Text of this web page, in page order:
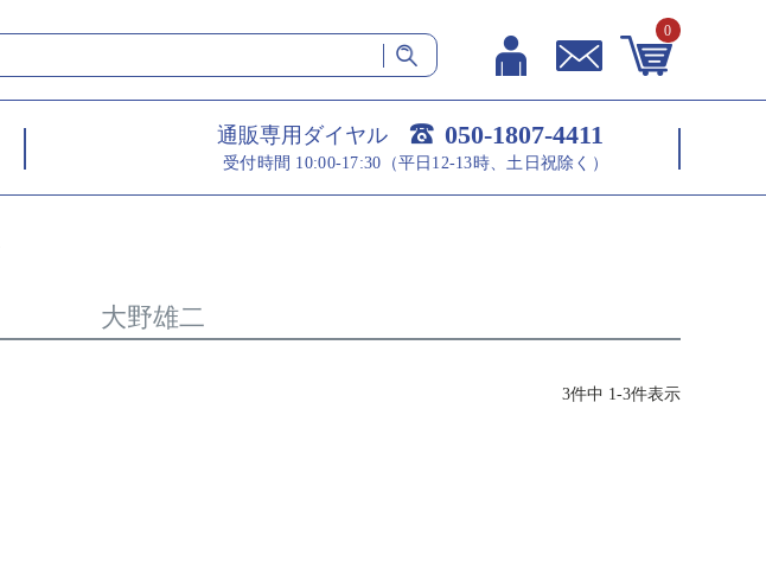
0
通販専用ダイヤル 050-1807-4411
受付時間 10:00-17:30（平日12-13時、土日祝除く）
大野雄二
3件中 1 -3件表示